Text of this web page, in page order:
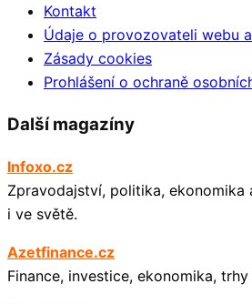
Kontakt
Údaje o provozovateli webu
Zásady cookies
Prohlášení o ochraně
Další magazíny
Infoxo.cz
Zpravodajství, politika, ekonomika
i ve světě.
Azetfinance.cz
Finance, investice, ekonomika,